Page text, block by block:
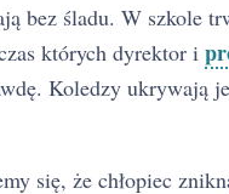
bez śladu. W szkole
których dyrektor i
Koledzy ukrywają
się, że chłopiec